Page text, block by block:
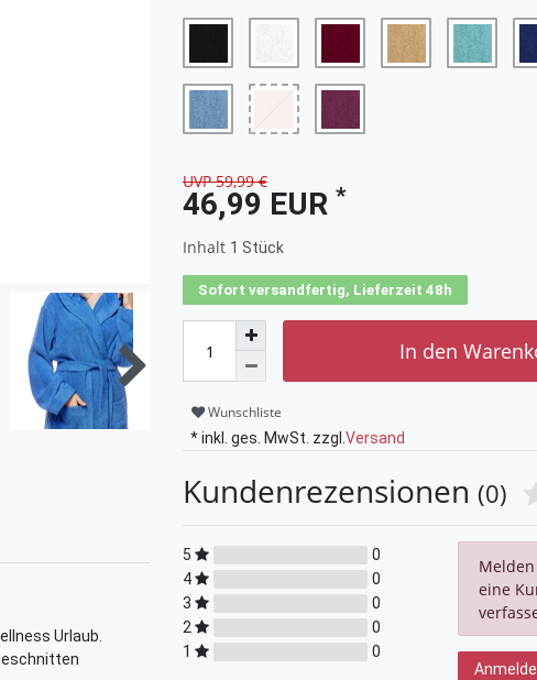
UVP 59,99 €
46,99 EUR *
Inhalt 1 Stück
Sofort versandfertig, Lieferzeit 48h
In den
Wunschliste
* inkl. ges. MwSt. zzgl.Versand
Urlaub.
Kundenrezensionen (0)
5
0
4
0
3
0
2
0
1
0
eine